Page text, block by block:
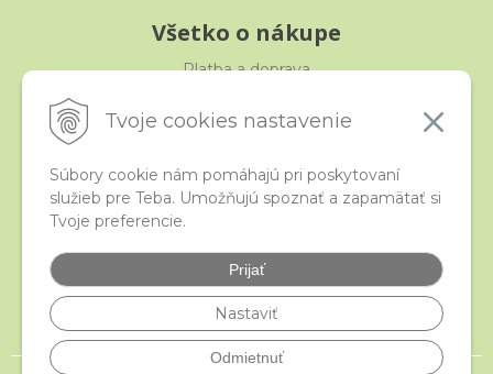
Tvoje cookies nastavenie
Súbory cookie nám pomáhajú pri poskytovaní
služieb pre Teba. Umožňujú spoznať a zapamätať si
Tvoje preferencie.
Prijať
Nastaviť
Odmietnuť
Všetko o nákupe
Platba a doprava
Obchodné podmienky
iStraka
Veľkoobchod
Najčastejšie otázky
Certifikáty